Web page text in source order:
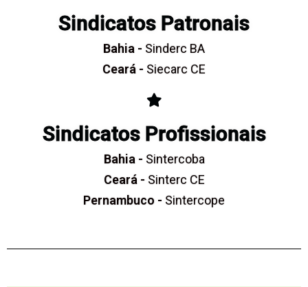
Sindicatos Patronais
Bahia - Sinderc BA
Ceará - Siecarc CE
Sindicatos Profissionais
Bahia - Sintercoba
Ceará - Sinterc CE
Pernambuco - Sintercope